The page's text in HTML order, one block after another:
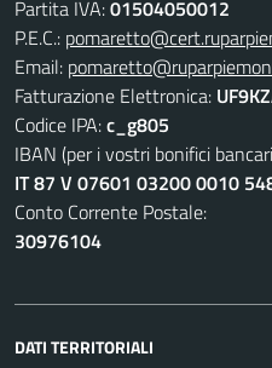
Partita IVA:01504050012
P.E.C.:
Email:
Fatturazione Elettronica:
Codice IPA:c_g805
IBAN (per i vostri bonifici
IT 87 V 07601 03200 0010
Conto Corrente Postale:
30976104
DATI TERRITORIALI